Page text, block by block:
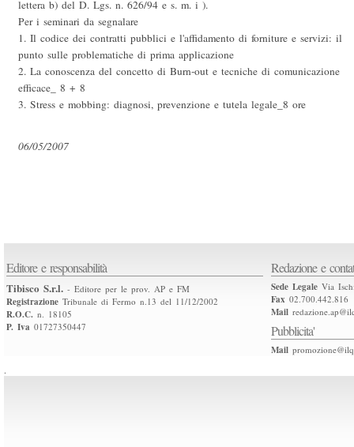
lettera b) del D. Lgs. n. 626/94 e s. m. i ).
Per i seminari da segnalare
1. Il codice dei contratti pubblici e l'affidamento di forniture e servizi: il
punto sulle problematiche di prima applicazione
2. La conoscenza del concetto di Burn-out e tecniche di comunicazione
efficace_ 8 + 8
3. Stress e mobbing: diagnosi, prevenzione e tutela legale_8 ore
06/05/2007
Editore e responsabilità
Tibisco S.r.l. - Editore per le prov. AP e FM
Registrazione Tribunale di Fermo n.13 del 11/12/2002
R.O.C. n. 18105
P. Iva 01727350447
Redazione e
Sede Legale Via
Fax 02.700.442.816
Mail
Pubblicita'
Mail
.